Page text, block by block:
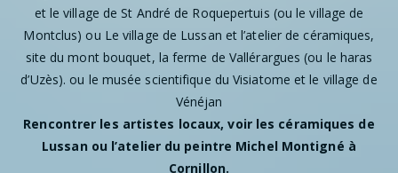
et le village de St André de Roquepertuis (ou le village de
Montclus) ou Le village de Lussan et l’atelier de céramiques,
site du mont bouquet, la ferme de Vallérargues (ou le haras
d’Uzès). ou le musée scientifique du Visiatome et le village de
Vénéjan
Rencontrer les artistes locaux, voir les céramiques de
Lussan ou l’atelier du peintre Michel Montigné à
Cornillon.